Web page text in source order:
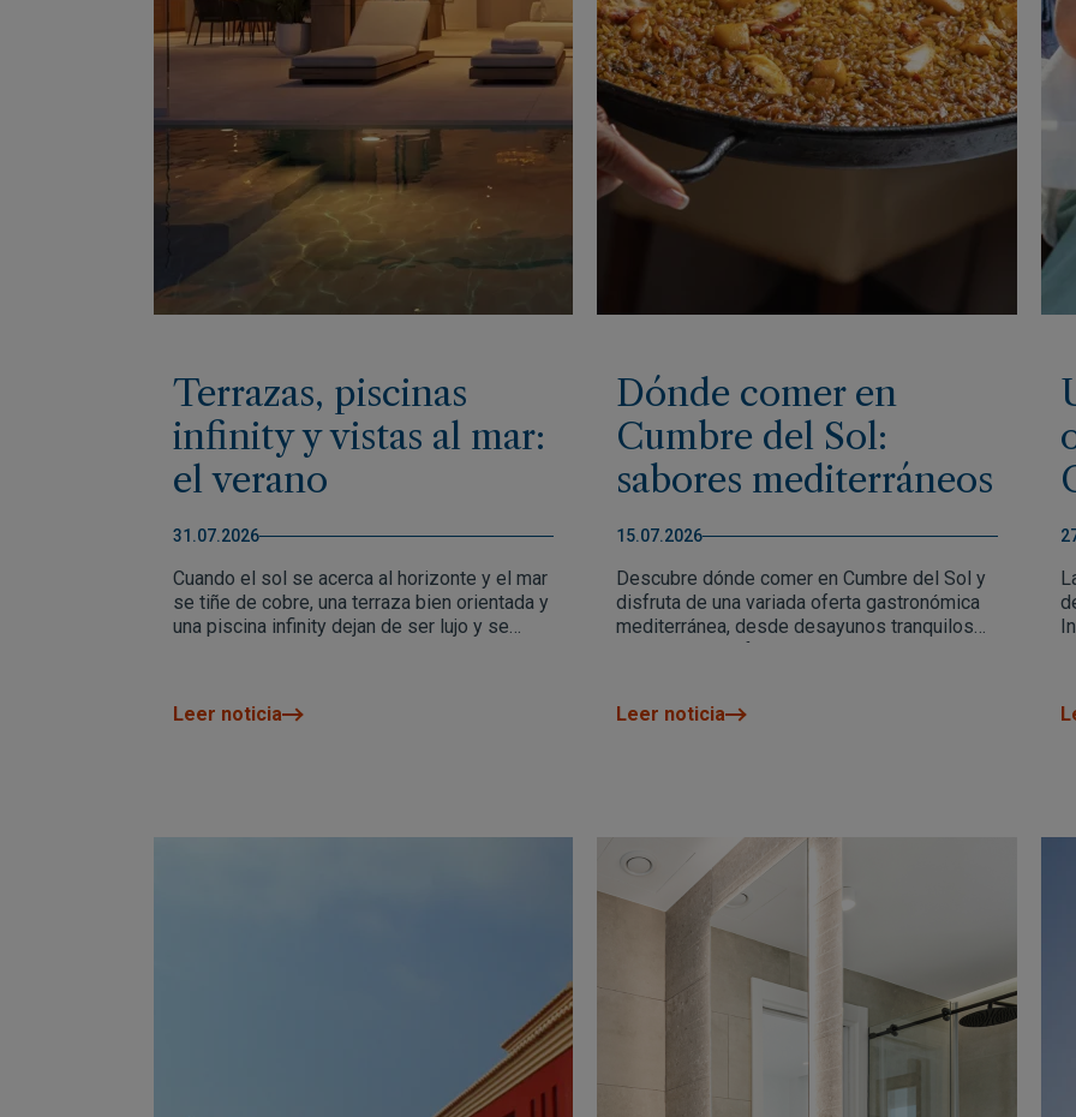
Terrazas, piscinas
infinity y vistas al mar:
el verano
mediterráneo en su
máxima expresión
31.07.2026
Cuando el sol se acerca al horizonte y el mar
se tiñe de cobre, una terraza bien orientada y
una piscina infinity dejan de ser lujo y se
Leer noticia
Dónde comer en
Cumbre del Sol:
sabores mediterráneos
para disfrutar de las
vacaciones
15.07.2026
Descubre dónde comer en Cumbre del Sol y
disfruta de una variada oferta gastronómica
mediterránea, desde desayunos tranquilos
hasta comidas frente al mar y cenas al aire
Leer noticia